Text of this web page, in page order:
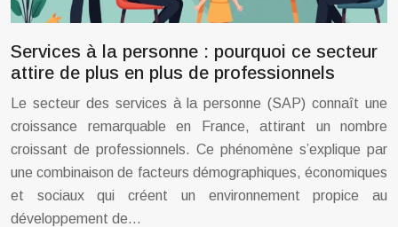
Services à la personne : pourquoi ce secteur
attire de plus en plus de professionnels
Le secteur des services à la personne (SAP) connaît une
croissance remarquable en France, attirant un nombre
croissant de professionnels. Ce phénomène s’explique par
une combinaison de facteurs démographiques, économiques
et sociaux qui créent un environnement propice au
développement de…